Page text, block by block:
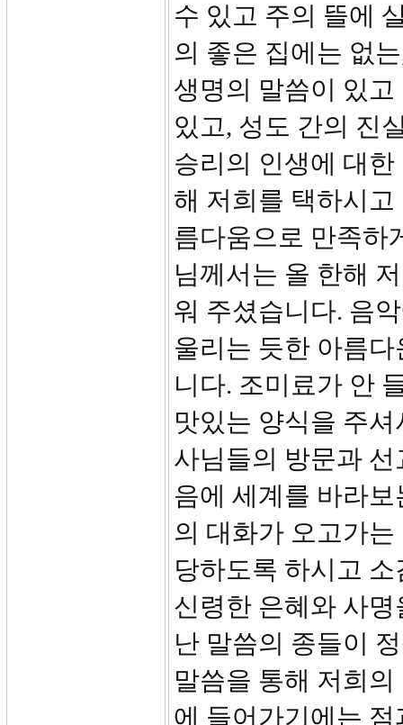
수 있고 주의 뜰에
의 좋은 집에는 없
생명의 말씀이 있
있고, 성도 간의 진
승리의 인생에 대
해 저희를 택하시
름다움으로 만족하
님께서는 올 한해
워 주셨습니다. 음
울리는 듯한 아름
니다. 조미료가 안
맛있는 양식을 주
사님들의 방문과
음에 세계를 바라
의 대화가 오고가
당하도록 하시고
신령한 은혜와 사
난 말씀의 종들이
말씀을 통해 저희
에 들어가기에는